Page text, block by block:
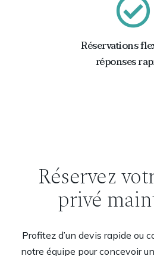
Réservations
réponses
Réservez
privé
Profitez d’un devis rapide ou
notre équipe pour concevoir